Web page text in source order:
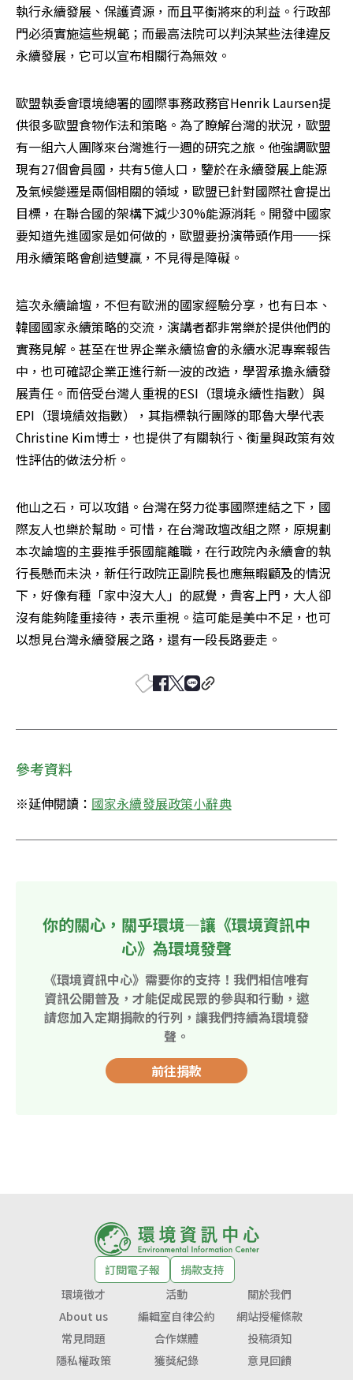
執行永續發展、保護資源，而且平衡將來的利益。行政部
門必須實施這些規範；而最高法院可以判決某些法律違反
永續發展，它可以宣布相關行為無效。
歐盟執委會環境總署的國際事務政務官Henrik Laursen提
供很多歐盟食物作法和策略。為了瞭解台灣的狀況，歐盟
有一組六人團隊來台灣進行一週的研究之旅。他強調歐盟
現有27個會員國，共有5億人口，鑒於在永續發展上能源
及氣候變遷是兩個相關的領域，歐盟已針對國際社會提出
目標，在聯合國的架構下減少30%能源消耗。開發中國家
要知道先進國家是如何做的，歐盟要扮演帶頭作用──採
用永續策略會創造雙贏，不見得是障礙。
這次永續論壇，不但有歐洲的國家經驗分享，也有日本、
韓國國家永續策略的交流，演講者都非常樂於提供他們的
實務見解。甚至在世界企業永續協會的永續水泥專案報告
中，也可確認企業正進行新一波的改造，學習承擔永續發
展責任。而倍受台灣人重視的ESI（環境永續性指數）與
EPI（環境績效指數），其指標執行團隊的耶魯大學代表
Christine Kim博士，也提供了有關執行、衡量與政策有效
性評估的做法分析。
他山之石，可以攻錯。台灣在努力從事國際連結之下，國
際友人也樂於幫助。可惜，在台灣政壇改組之際，原規劃
本次論壇的主要推手張國龍離職，在行政院內永續會的執
行長懸而未決，新任行政院正副院長也應無暇顧及的情況
下，好像有種「家中沒大人」的感覺，貴客上門，大人卻
沒有能夠隆重接待，表示重視。這可能是美中不足，也可
以想見台灣永續發展之路，還有一段長路要走。
參考資料
※延伸閱讀： 國家永續發展政策小辭典
你的關心，關乎環境—讓《環境資訊中
心》為環境發聲
《環境資訊中心》需要你的支持！我們相信唯有
資訊公開普及，才能促成民眾的參與和行動，邀
請您加入定期捐款的行列，讓我們持續為環境發
聲。
前往捐款
訂閱電子報
捐款支持
環境徵才
活動
關於我們
About us
編輯室自律公約
網站授權條款
常見問題
合作媒體
投稿須知
隱私權政策
獲獎紀錄 意見回饋